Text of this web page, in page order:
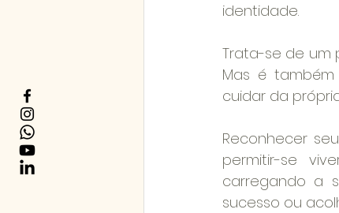
identidade.
Trata-se de um
Mas é
cuidar da
Reconhecer
permitir-se
carregando a
sucesso ou